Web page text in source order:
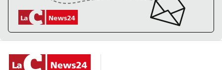
Buona Sanità Calabria
CALABRIAVISIONE